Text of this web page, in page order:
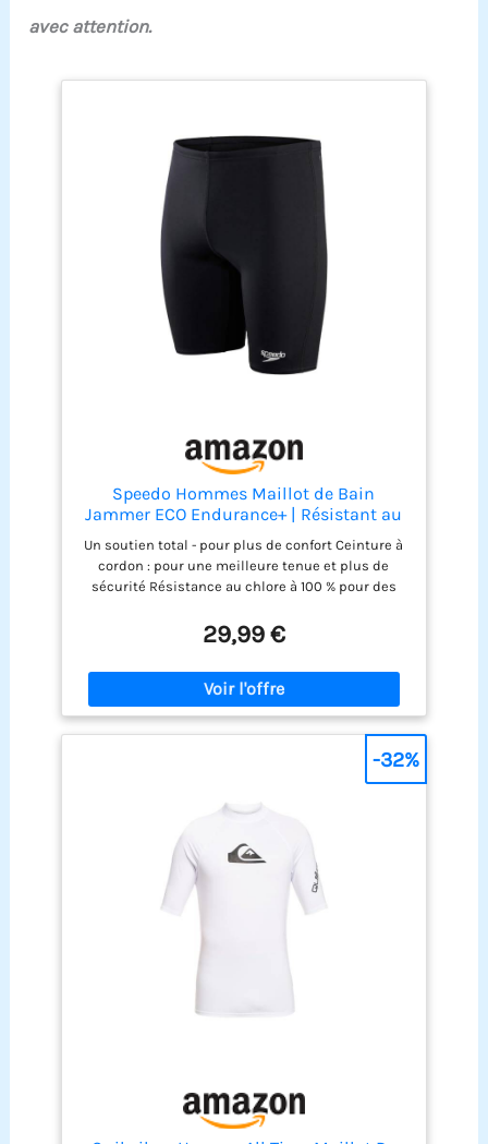
avec attention.
Speedo Hommes Maillot de Bain
Jammer ECO Endurance+ | Résistant au
Chlore | Matière recyclée | Coupe
Confortable | Entraînement de Natation
| Fitness
Un soutien total - pour plus de confort Ceinture à
cordon : pour une meilleure tenue et plus de
sécurité Résistance au chlore à 100 % pour des
plus rapidement après votre séance de natation
29,99 €
-32%